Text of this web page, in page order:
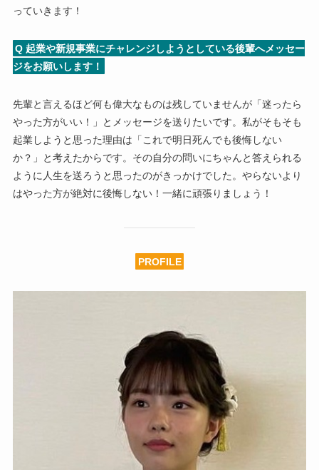
っていきます！
Q 起業や新規事業にチャレンジしようとしている後輩へメッセー
ジをお願いします！
先輩と言えるほど何も偉大なものは残していませんが「迷ったら
やった方がいい！」とメッセージを送りたいです。私がそもそも
起業しようと思った理由は「これで明日死んでも後悔しない
か？」と考えたからです。その自分の問いにちゃんと答えられる
ように人生を送ろうと思ったのがきっかけでした。やらないより
はやった方が絶対に後悔しない！一緒に頑張りましょう！
PROFILE